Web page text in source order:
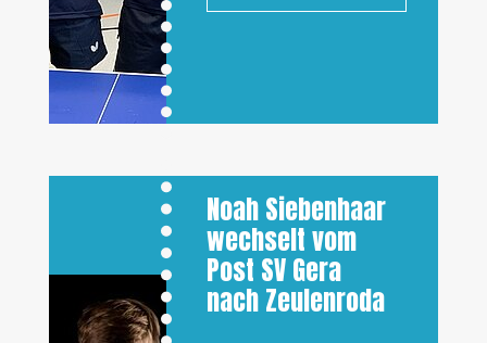
Noah Siebenhaar
wechselt vom
Post SV Gera
nach Zeulenroda